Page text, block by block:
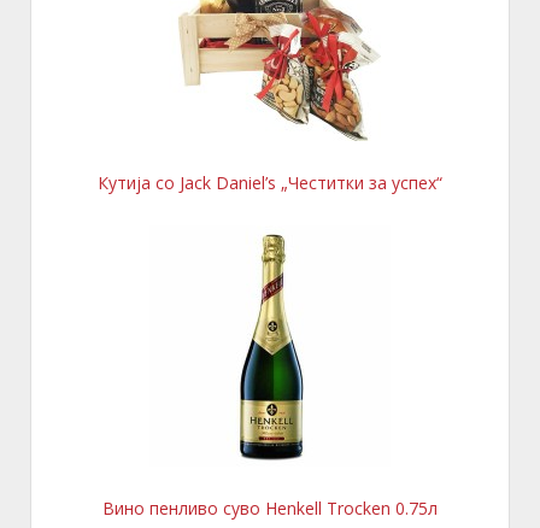
Кутија со Jack Daniel’s „Честитки за успех“
Вино пенливо суво Henkell Trocken 0.75л